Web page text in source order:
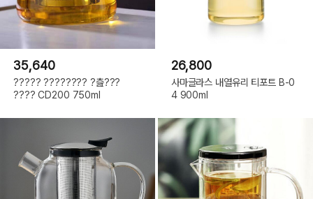
35,640
????? ???????? ?츮???
???? CD200 750ml
26,800
사마글라스 내열유리 티포트 B-0
4 900ml